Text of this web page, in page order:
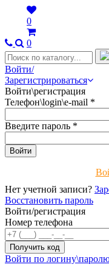
0
0
Войти/
Зарегистрироваться
Войти\регистрация
Телефон\login\e-mail *
Введите пароль *
Нет учетной записи?
Восстановить пароль
Войти/регистрация
Номер телефона
Войти по